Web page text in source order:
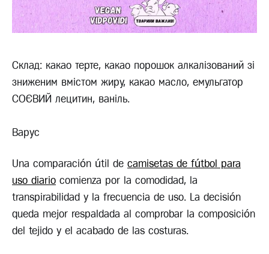
Склад: какао терте, какао порошок алкалізований зі
зниженим вмістом жиру, какао масло, емульгатор
СОЄВИЙ лецитин, ваніль.
Варус
Una comparación útil de camisetas de fútbol para
uso diario comienza por la comodidad, la
transpirabilidad y la frecuencia de uso. La decisión
queda mejor respaldada al comprobar la composición
del tejido y el acabado de las costuras.